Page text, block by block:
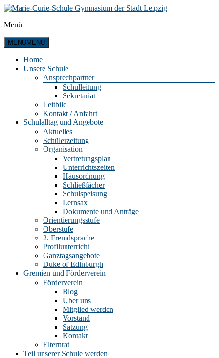
Zum
springen
Marie-
Curie-
Schule
Gymnasium
der
Menü
MENUMENU
Home
Unsere Schule
Ansprechpartner
Schulleitung
Sekretariat
Leitbild
Kontakt / Anfahrt
Schulalltag und Angebote
Aktuelles
Schülerzeitung
Organisation
Vertretungsplan
Unterrichtszeiten
Hausordnung
Schließfächer
Schulspeisung
Lernsax
Dokumente und Anträge
Orientierungsstufe
Oberstufe
2. Fremdsprache
Profilunterricht
Ganztagsangebote
Duke of Edinburgh
Gremien und Förderverein
Förderverein
Blog
Über uns
Mitglied werden
Vorstand
Satzung
Kontakt
Elternrat
Teil unserer Schule werden